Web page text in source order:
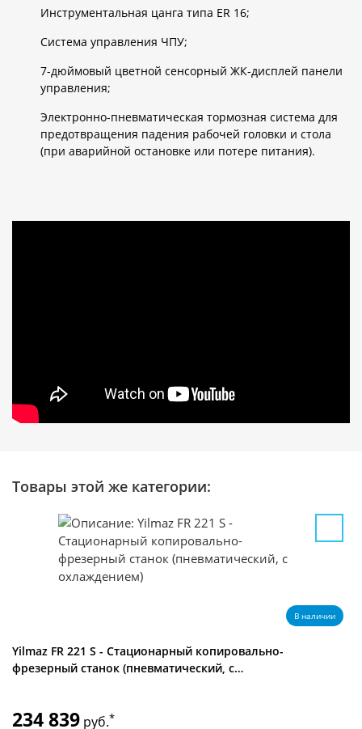
Инструментальная цанга типа ER 16;
Система управления ЧПУ;
7-дюймовый цветной сенсорный ЖК-дисплей панели
управления;
Электронно-пневматическая тормозная система для
предотвращения падения рабочей головки и стола
(при аварийной остановке или потере питания).
Товары этой же категории:
В наличии
Yilmaz FR 221 S - Стационарный копировально-
фрезерный станок (пневматический, с…
234 839 руб.*